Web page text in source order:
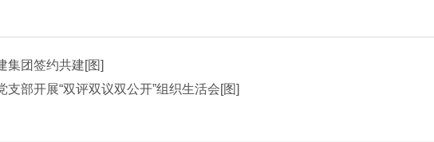
集团签约共建[图]
部开展“双评双议双公开”组织生活会[图]